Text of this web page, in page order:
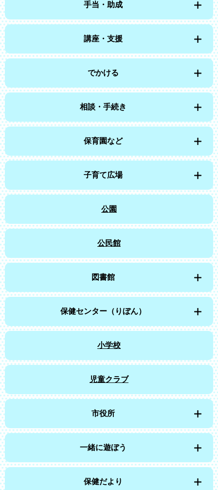
手当・助成
講座・支援
でかける
相談・手続き
保育園など
子育て広場
公園
公民館
図書館
保健センター（りぼん）
小学校
児童クラブ
市役所
一緒に遊ぼう
保健だより